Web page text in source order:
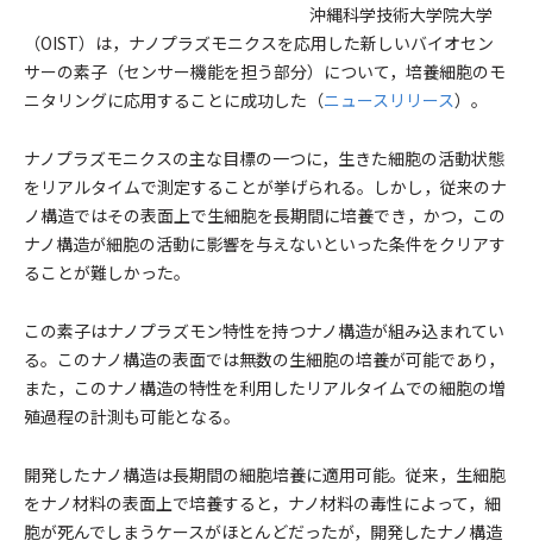
沖縄科学技術大学院大学
（OIST）は，ナノプラズモニクスを応用した新しいバイオセン
サーの素子（センサー機能を担う部分）について，培養細胞のモ
ニタリングに応用することに成功した（ニュースリリース）。
ナノプラズモニクスの主な目標の一つに，生きた細胞の活動状態
をリアルタイムで測定することが挙げられる。しかし，従来のナ
ノ構造ではその表面上で生細胞を長期間に培養でき，かつ，この
ナノ構造が細胞の活動に影響を与えないといった条件をクリアす
ることが難しかった。
この素子はナノプラズモン特性を持つナノ構造が組み込まれてい
る。このナノ構造の表面では無数の生細胞の培養が可能であり，
また，このナノ構造の特性を利用したリアルタイムでの細胞の増
殖過程の計測も可能となる。
開発したナノ構造は長期間の細胞培養に適用可能。従来，生細胞
をナノ材料の表面上で培養すると，ナノ材料の毒性によって，細
胞が死んでしまうケースがほとんどだったが，開発したナノ構造